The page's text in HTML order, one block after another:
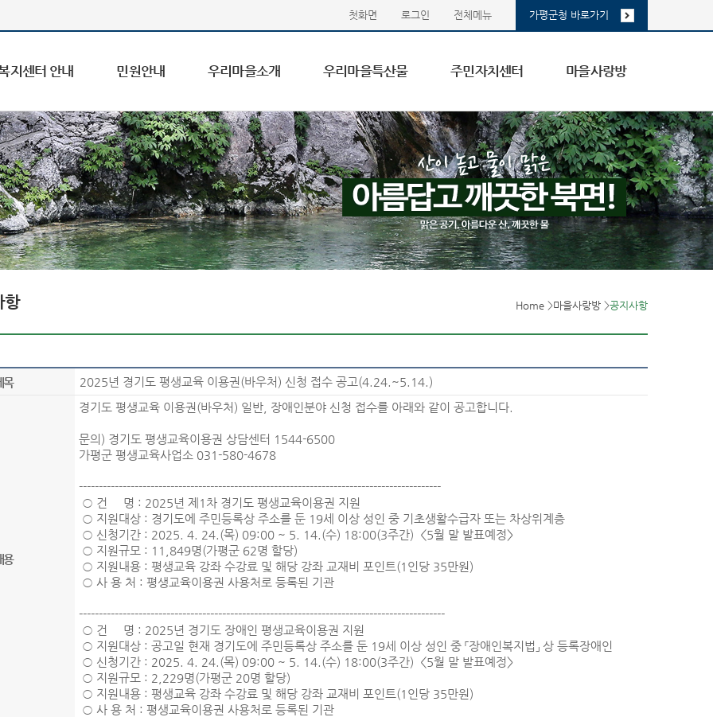
첫화면 로그인 전체메뉴 가평군청 바로가기
지센터 안내 민원안내 우리마을소개 우리마을특산물 주민자치센터 마을사랑방
항 Home >마을사랑방 >공지사항
목 2025년 경기도 평생교육 이용권(바우처) 신청 접수 공고(4.24.~5.14.)
용
경기도 평생교육 이용권(바우처) 일반, 장애인분야 신청 접수를 아래와 같이 공고합니다.
문의) 경기도 평생교육이용권 상담센터 1544-6500
가평군 평생교육사업소 031-580-4678
-------------------------------------------------------------------------------------------
○ 건 명 : 2025년 제1차 경기도 평생교육이용권 지원
○ 지원대상 : 경기도에 주민등록상 주소를 둔 19세 이상 성인 중 기초생활수급자 또는 차상위계층
○ 신청기간 : 2025. 4. 24.(목) 09:00 ~ 5. 14.(수) 18:00(3주간) <5월 말 발표예정>
○ 지원규모 : 11,849명(가평군 62명 할당)
○ 지원내용 : 평생교육 강좌 수강료 및 해당 강좌 교재비 포인트(1인당 35만원)
○ 사 용 처 : 평생교육이용권 사용처로 등록된 기관
--------------------------------------------------------------------------------------------
○ 건 명 : 2025년 경기도 장애인 평생교육이용권 지원
○ 지원대상 : 공고일 현재 경기도에 주민등록상 주소를 둔 19세 이상 성인 중 「장애인복지법」 상 등록장애인
○ 신청기간 : 2025. 4. 24.(목) 09:00 ~ 5. 14.(수) 18:00(3주간) <5월 말 발표예정>
○ 지원규모 : 2,229명(가평군 20명 할당)
○ 지원내용 : 평생교육 강좌 수강료 및 해당 강좌 교재비 포인트(1인당 35만원)
○ 사 용 처 : 평생교육이용권 사용처로 등록된 기관